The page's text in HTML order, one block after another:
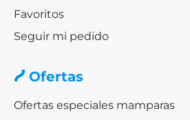
Favoritos
Seguir mi pedido
Ofertas
Ofertas especiales mamparas